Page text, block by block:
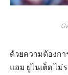
ด้วยความต้องก
แฮม ยูไนเต็ด ไม่